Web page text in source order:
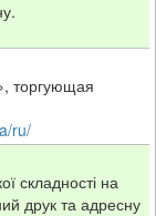
торгующая
ru/
складності на
друк та адресну